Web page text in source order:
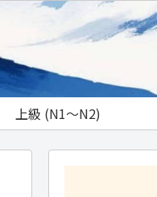
上級 (N1～N2)